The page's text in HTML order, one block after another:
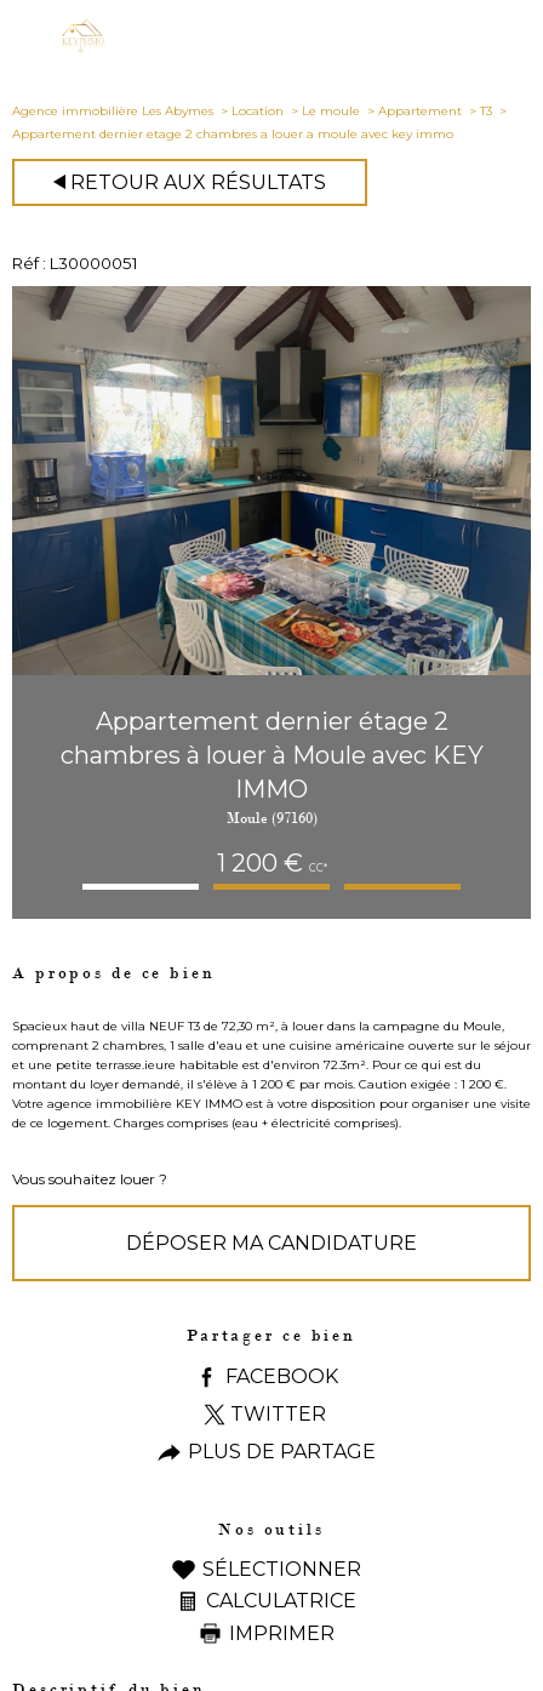
Agence immobilière Les Abymes Location Le moule Appartement
T3
Appartement dernier etage 2 chambres a louer a moule avec key immo
RETOUR AUX RÉSULTATS
Réf : L30000051
Appartement dernier étage 2
chambres à louer à Moule avec KEY
IMMO
Moule (97160)
1 200 € CC*
A propos de ce bien
Spacieux haut de villa NEUF T3 de 72,30 m², à louer dans la campagne du Moule,
comprenant 2 chambres, 1 salle d'eau et une cuisine américaine ouverte sur le séjour
et une petite terrasse.ieure habitable est d'environ 72.3m². Pour ce qui est du
montant du loyer demandé, il s'élève à 1 200 € par mois. Caution exigée : 1 200 €.
Votre agence immobilière KEY IMMO est à votre disposition pour organiser une visite
de ce logement. Charges comprises (eau + électricité comprises).
Vous souhaitez louer ?
DÉPOSER MA CANDIDATURE
Partager ce bien
FACEBOOK
TWITTER
PLUS DE PARTAGE
Nos outils
SÉLECTIONNER
CALCULATRICE
IMPRIMER